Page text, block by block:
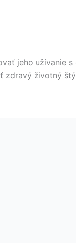
jeho užívanie
životný